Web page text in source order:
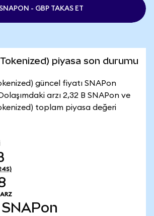
- GBP TAKAS ET
piyasa son durumu
güncel fiyatı SNAPon
arzı 2,32 B SNAPon ve
toplam piyasa değeri
SNAPon